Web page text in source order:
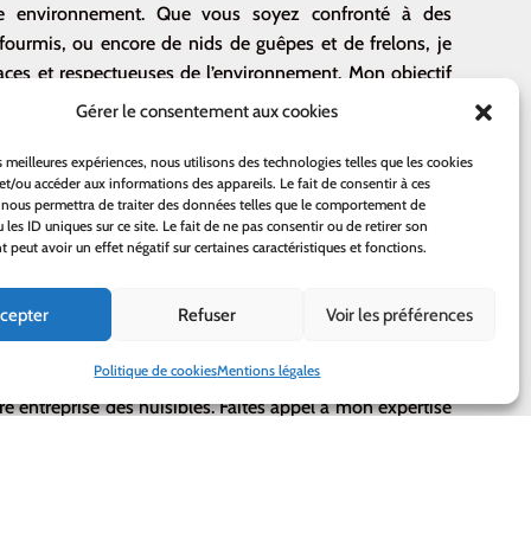
Gérer le consentement aux cookies
expériences, nous utilisons des technologies telles que les cookies
ou accéder aux informations des appareils. Le fait de consentir à ces
permettra de traiter des données telles que le comportement de
ID uniques sur ce site. Le fait de ne pas consentir ou de retirer son
peut avoir un effet négatif sur certaines caractéristiques et fonctions.
Refuser Voir les préférences
Politique de cookiesMentions légales
environnement. Que vous soyez confronté à des
ou encore de nids de guêpes et de frelons, je
et respectueuses de l’environnement. Mon objectif
traitements adaptés à vos besoins spécifiques.
des méthodes éprouvées et des produits de haute
sûre et efficace. En tant que professionnel certifié
appliqués respectent les normes de sécurité et de
fourmis, de l’enlèvement des essaims d’abeilles et
pour garantir que les insectes ne reviennent
vous optez pour une approche professionnelle et
entreprise des nuisibles. Faites appel à mon expertise